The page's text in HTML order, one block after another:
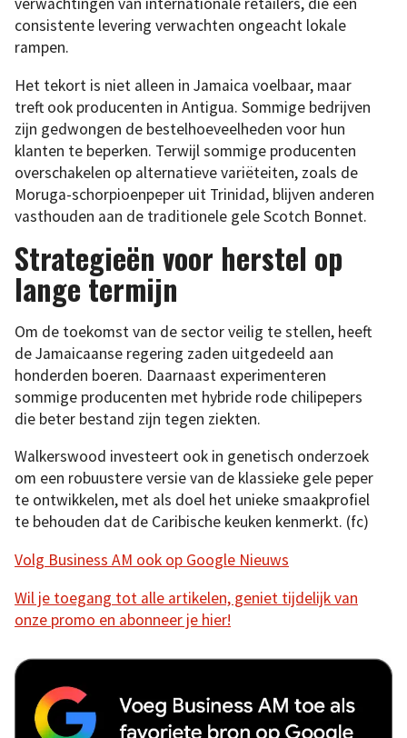
consistente levering verwachten ongeacht lokale
rampen.
Het tekort is niet alleen in Jamaica voelbaar, maar
treft ook producenten in Antigua. Sommige bedrijven
zijn gedwongen de bestelhoeveelheden voor hun
klanten te beperken. Terwijl sommige producenten
overschakelen op alternatieve variëteiten, zoals de
Moruga-schorpioenpeper uit Trinidad, blijven anderen
vasthouden aan de traditionele gele Scotch Bonnet.
Strategieën voor herstel op
lange termijn
Om de toekomst van de sector veilig te stellen, heeft
de Jamaicaanse regering zaden uitgedeeld aan
honderden boeren. Daarnaast experimenteren
sommige producenten met hybride rode chilipepers
die beter bestand zijn tegen ziekten.
Walkerswood investeert ook in genetisch onderzoek
om een robuustere versie van de klassieke gele peper
te ontwikkelen, met als doel het unieke smaakprofiel
te behouden dat de Caribische keuken kenmerkt. (fc)
Volg Business AM ook op Google Nieuws
Wil je toegang tot alle artikelen, geniet tijdelijk van
onze promo en abonneer je hier!